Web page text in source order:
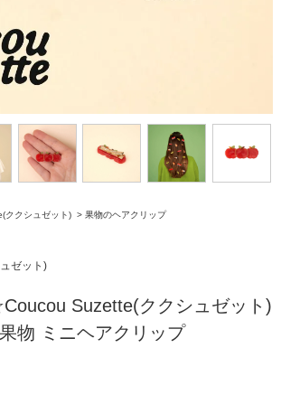
ククシュゼット) > 果物のヘアクリップ
ゼット)
Suzette(ククシュゼット)
物 ミニヘアクリップ